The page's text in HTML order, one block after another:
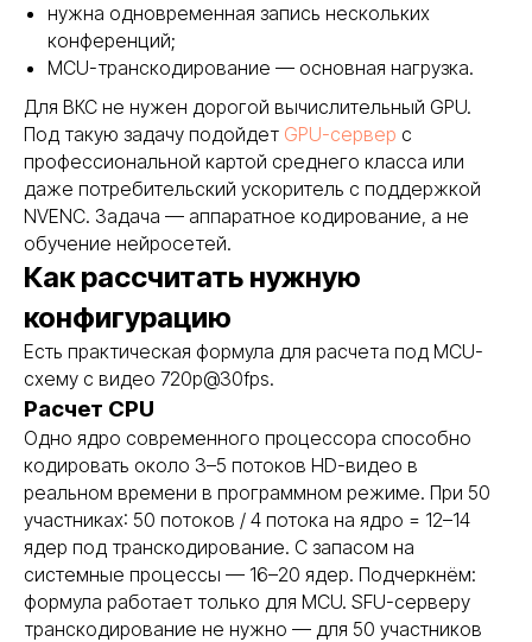
нужна одновременная запись нескольких
конференций;
MCU-транскодирование — основная нагрузка.
Для ВКС не нужен дорогой вычислительный GPU.
Под такую задачу подойдет GPU-сервер с
профессиональной картой среднего класса или
даже потребительский ускоритель с поддержкой
NVENC. Задача — аппаратное кодирование, а не
обучение нейросетей.
Как рассчитать нужную
конфигурацию
Есть практическая формула для расчета под MCU-
схему с видео 720p@30fps.
Расчет CPU
Одно ядро современного процессора способно
кодировать около 3–5 потоков HD-видео в
реальном времени в программном режиме. При 50
участниках: 50 потоков / 4 потока на ядро = 12–14
ядер под транскодирование. С запасом на
системные процессы — 16–20 ядер. Подчеркнём:
формула работает только для MCU. SFU-серверу
транскодирование не нужно — для 50 участников